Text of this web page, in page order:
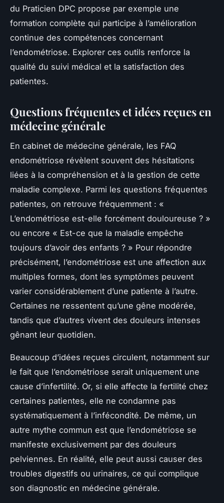
du Praticien DPC propose par exemple une
formation complète qui participe à l’amélioration
continue des compétences concernant
l’endométriose. Explorer ces outils renforce la
qualité du suivi médical et la satisfaction des
patientes.
Questions fréquentes et idées reçues en
médecine générale
En cabinet de médecine générale, les FAQ
endométriose révèlent souvent des hésitations
liées à la compréhension et à la gestion de cette
maladie complexe. Parmi les questions fréquentes
patientes, on retrouve fréquemment : «
L’endométriose est-elle forcément douloureuse ? »
ou encore « Est-ce que la maladie empêche
toujours d’avoir des enfants ? » Pour répondre
précisément, l’endométriose est une affection aux
multiples formes, dont les symptômes peuvent
varier considérablement d’une patiente à l’autre.
Certaines ne ressentent qu’une gêne modérée,
tandis que d’autres vivent des douleurs intenses
gênant leur quotidien.
Beaucoup d’idées reçues circulent, notamment sur
le fait que l’endométriose serait uniquement une
cause d’infertilité. Or, si elle affecte la fertilité chez
certaines patientes, elle ne condamne pas
systématiquement à l’infécondité. De même, un
autre mythe commun est que l’endométriose se
manifeste exclusivement par des douleurs
pelviennes. En réalité, elle peut aussi causer des
troubles digestifs ou urinaires, ce qui complique
son diagnostic en médecine générale.